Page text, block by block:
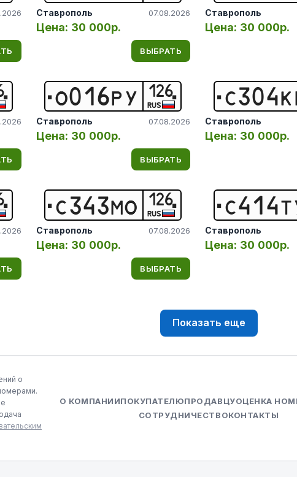
Ставрополь 07.08.2026
Цена: 30 000р.
ВЫБРАТЬ
О01 6Р У 126
RUS
Ставрополь 07.08.2026
Цена: 30 000р.
ВЫБРАТЬ
С343МО 126
RUS
Ставрополь 07.08.2026
Цена: 30 000р.
ВЫБРАТЬ
Ставрополь
Цена: 30 000р.
С304К
Ставрополь
Цена: 30 000р.
С41 4Т
Ставрополь
Цена: 30 000р.
Показать еще
о
О КОМПАНИИПОКУПАТЕЛЮПРОДАВЦУОЦЕНКА
СОТРУДНИЧЕСТВОКОНТАКТЫ